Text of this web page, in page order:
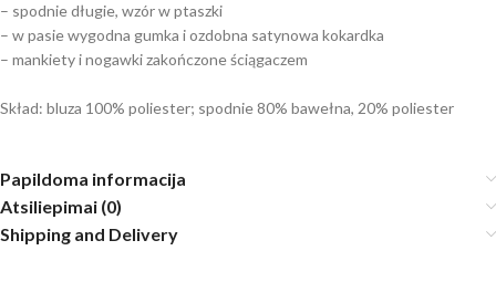
– spodnie długie, wzór w ptaszki
– w pasie wygodna gumka i ozdobna satynowa kokardka
– mankiety i nogawki zakończone ściągaczem
Skład: bluza 100% poliester; spodnie 80% bawełna, 20% poliester
Papildoma informacija
Atsiliepimai (0)
Shipping and Delivery